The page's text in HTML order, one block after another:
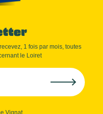
1 fois par mois, toutes
le Loiret
Vignat